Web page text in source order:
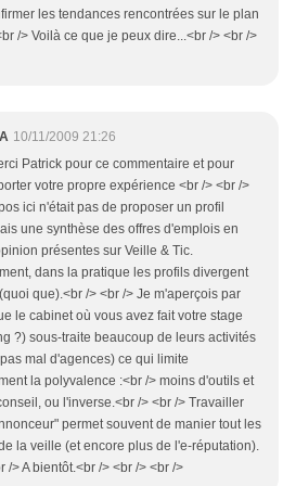
les tendances rencontrées sur le plan
/> Voilà ce que je peux dire...<br /> <br />
10/11/2009 21:26
Patrick pour ce commentaire et pour
votre propre expérience <br /> <br />
ici n'était pas de proposer un profil
une synthèse des offres d'emplois en
présentes sur Veille & Tic.
dans la pratique les profils divergent
que).<br /> <br /> Je m'aperçois par
le cabinet où vous avez fait votre stage
?) sous-traite beaucoup de leurs activités
mal d'agences) ce qui limite
la polyvalence :<br /> moins d'outils et
ou l'inverse.<br /> <br /> Travailler
permet souvent de manier tout les
la veille (et encore plus de l'e-réputation).
/> A bientôt.<br /> <br /> <br />